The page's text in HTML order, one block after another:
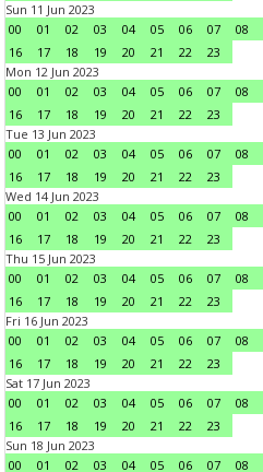
Sun 11 Jun 2023
00
01 02 03 04 05 06 07 08
16
17 18 19 20 21 22
23
Mon 12 Jun 2023
00
01 02 03 04 05 06 07 08
16
17 18 19 20 21 22
23
Tue 13 Jun 2023
00
01 02 03 04 05 06 07 08
16
17 18 19 20 21 22
23
Wed 14 Jun 2023
00
01 02 03 04 05 06 07 08
16
17 18 19 20 21 22
23
Thu 15 Jun 2023
00
01 02 03 04 05 06 07 08
16
17 18 19 20 21 22
23
Fri 16 Jun 2023
00
01 02 03 04 05 06 07 08
16
17 18 19 20 21 22
23
Sat 17 Jun 2023
00
01 02 03 04 05 06 07 08
16
17 18 19 20 21 22
23
Sun 18 Jun 2023
00
01 02 03 04 05 06 07 08